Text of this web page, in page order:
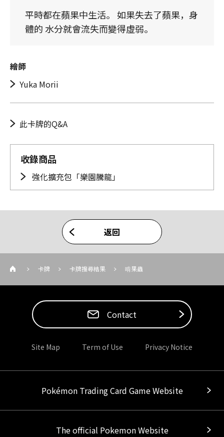
平時都在蘋果中生活。 如果失去了蘋果，身
體的 水分就會流失而變得虛弱。
繪師
Yuka Morii
此卡牌的Q&A
收錄商品
強化擴充包「樂園騰龍」
返回
卡牌 卡牌搜尋結果 啃果蟲
Contact
Site Map Term of Use Privacy Notice
Pokémon Trading Card Game Website
The official Pokemon Website